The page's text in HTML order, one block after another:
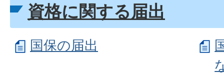
資格に関する届出
国保の届出